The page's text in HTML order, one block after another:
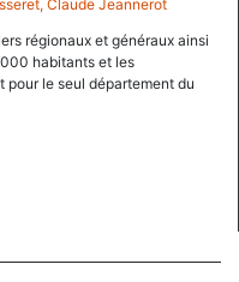
se
ressource
à
régionaux et généraux ainsi
habitants et les
pour le seul département du